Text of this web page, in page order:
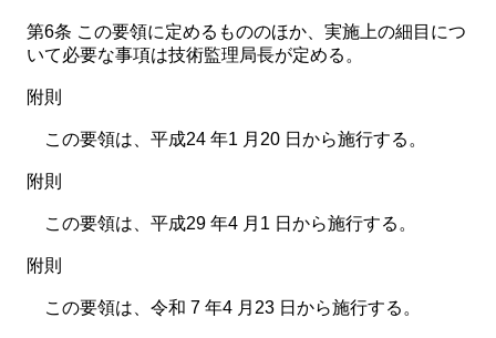
第6条 この要領に定めるもののほか、実施上の細目につ
いて必要な事項は技術監理局長が定める。
附則
この要領は、平成24 年1 月20 日から施行する。
附則
この要領は、平成29 年4 月1 日から施行する。
附則
この要領は、令和 7 年4 月23 日から施行する。